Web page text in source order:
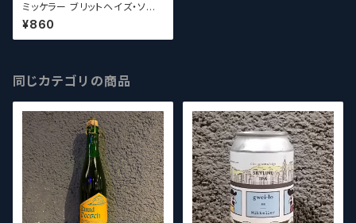
ミッケラー ブリットヘイズ・ソバI
PA Mikkeller Bullet Haze-
Soba NE Style Soba (Buck
wheat) IPA
¥860
同じカテゴリの商品